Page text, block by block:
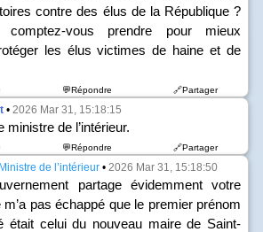
contre des élus de la République ?
comptez-vous prendre pour mieux
les élus victimes de haine et de
💬Répondre 🔗Partager
• 2026 Mar 31, 15:18:15
ministre de l’intérieur.
💬Répondre 🔗Partager
Ministre de l’intérieur • 2026 Mar 31, 15:18:50
partage évidemment votre
pas échappé que le premier prénom
était celui du nouveau maire de Saint-